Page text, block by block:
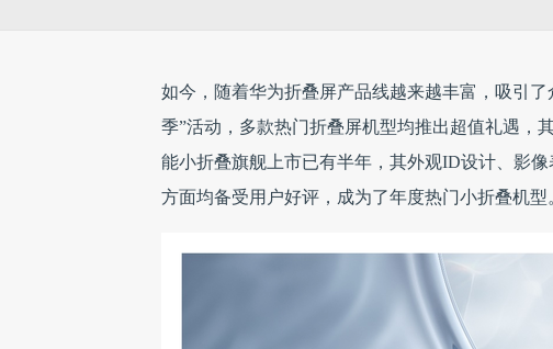
如今，随着华为折叠屏产品线越来越丰富，吸引
季”活动，多款热门折叠屏机型均推出超值礼遇，
能小折叠旗舰上市已有半年，其外观ID设计、影
方面均备受用户好评，成为了年度热门小折叠机型